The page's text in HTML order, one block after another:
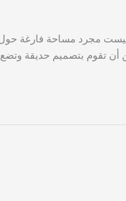
مساحة فارغة حول
أن تقوم بتصميم حديقة وتضع